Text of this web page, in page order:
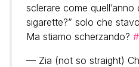
sclerare come
sigarette?” solo che
Ma stiamo scherzando?
— Zia (not so straight)